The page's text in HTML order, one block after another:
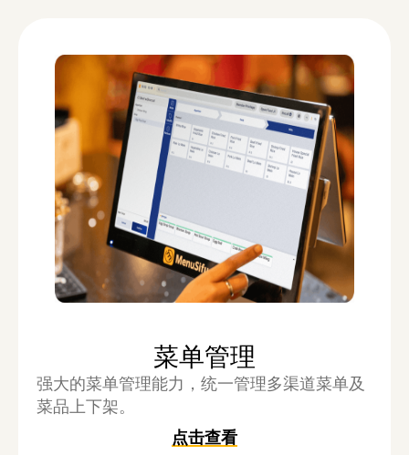
菜单管理
强大的菜单管理能力，统一管理多渠道菜单及
菜品上下架。
点击查看